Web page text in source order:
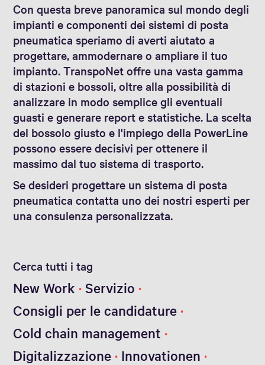
Con questa breve panoramica sul mondo degli
impianti e componenti dei sistemi di posta
pneumatica speriamo di averti aiutato a
progettare, ammodernare o ampliare il tuo
impianto. TranspoNet offre una vasta gamma
di stazioni e bossoli, oltre alla possibilità di
analizzare in modo semplice gli eventuali
guasti e generare report e statistiche. La scelta
del bossolo giusto e l'impiego della PowerLine
possono essere decisivi per ottenere il
massimo dal tuo sistema di trasporto.
Se desideri progettare un sistema di posta
pneumatica contatta uno dei nostri esperti per
una consulenza personalizzata.
Cerca tutti i tag
New Work
Servizio
Consigli per le candidature
Cold chain management
Digitalizzazione Innovationen